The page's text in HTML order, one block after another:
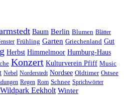
Baum Berlin Blumen Blätter
Frühling Garten Griechenland Gut
Herbst Himmelmoor Humburg-Haus
Konzert Kulturverein Pfiff Music
Nebel Norderstedt Nordsee Oldtimer Ostsee
Regen Rom Schnee Sprichwörter
Wildpark Eekholt Winter